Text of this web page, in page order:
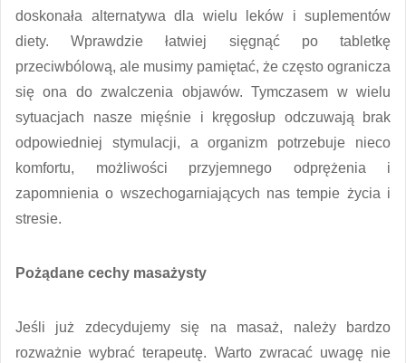
doskonała alternatywa dla wielu leków i suplementów
diety. Wprawdzie łatwiej sięgnąć po tabletkę
przeciwbólową, ale musimy pamiętać, że często ogranicza
się ona do zwalczenia objawów. Tymczasem w wielu
sytuacjach nasze mięśnie i kręgosłup odczuwają brak
odpowiedniej stymulacji, a organizm potrzebuje nieco
komfortu, możliwości przyjemnego odprężenia i
zapomnienia o wszechogarniających nas tempie życia i
stresie.
Pożądane cechy masażysty
Jeśli już zdecydujemy się na masaż, należy bardzo
rozważnie wybrać terapeutę. Warto zwracać uwagę nie